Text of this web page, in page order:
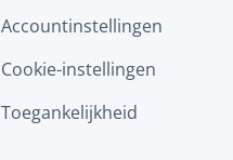
Accountinstellingen
Cookie-instellingen
Toegankelijkheid